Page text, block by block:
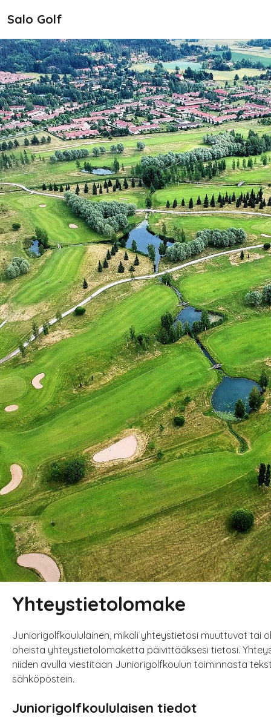
Salo Golf
Yhteystietolomake
Juniorigolfkoululainen, mikäli yhteystietosi muuttuvat tai
oheista yhteystietolomaketta päivittääksesi tietosi.
niiden avulla viestitään Juniorigolfkoulun toiminnasta
sähköpostein.
Juniorigolfkoululaisen tiedot